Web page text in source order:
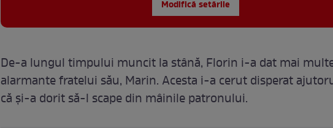
Modifică setările
De-a lungul timpului muncit la stână, Florin i-a dat mai
alarmante fratelui său, Marin. Acesta i-a cerut disperat
că și-a dorit să-l scape din mâinile patronului.